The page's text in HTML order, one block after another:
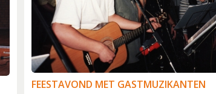
optredens (2003)
25 jaar jong (2006)
(2007)
en druk jaar (2009-2010)
springlevend (2011-2012)
FEESTAVOND MET GASTMUZIKANTEN